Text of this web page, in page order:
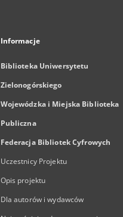
Informacje
Biblioteka Uniwersytetu
Zielonogórskiego
Wojewódzka i Miejska Biblioteka
Publiczna
Federacja Bibliotek Cyfrowych
Uczestnicy Projektu
Opis projektu
Dla autorów i wydawców